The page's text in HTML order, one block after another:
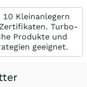
Kleinanlegern
Turbo-
Produkte und
geeignet.